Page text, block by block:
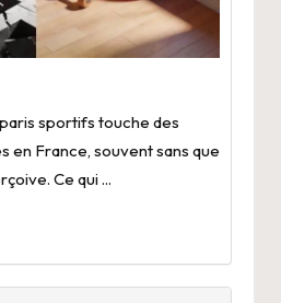
sportifs touche des
en France, souvent sans que
Ce qui ...